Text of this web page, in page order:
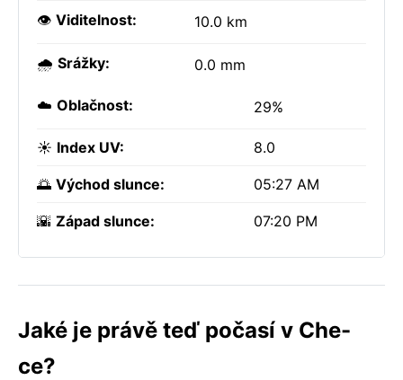
👁️ Viditelnost: 10.0 km
🌧️ Srážky: 0.0 mm
☁️ Oblačnost: 29%
☀️ Index UV: 8.0
🌅 Východ slunce: 05:27 AM
🌇 Západ slunce: 07:20 PM
Jaké je právě teď počasí v Che-
ce?